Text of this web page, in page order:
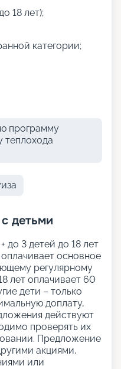
18 лет);
категории;
программу
теплохода
детьми
до 3 детей до 18 лет
основное
регулярному
лет оплачивает 60
дети – только
доплату,
действуют
проверять их
Предложение
акциями,
или